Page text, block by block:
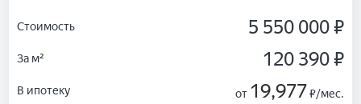
Стоимость 5 550 000 ₽
За м² 120 390 ₽
В ипотеку от 19,977₽/мес.